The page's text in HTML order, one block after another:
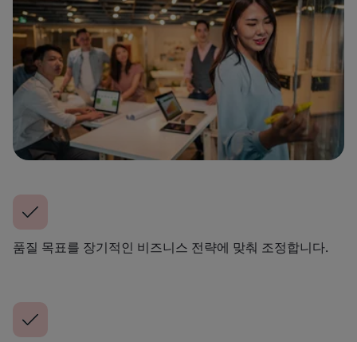
품질 목표를 장기적인 비즈니스 전략에 맞춰 조정합니다.